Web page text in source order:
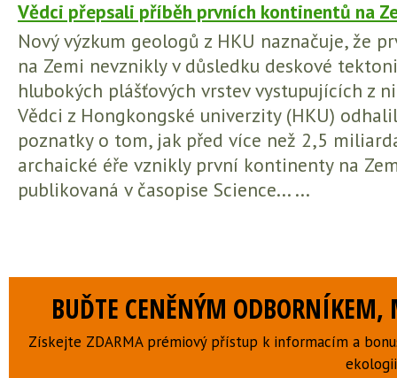
Vědci přepsali příběh prvních kontinentů na
Nový výzkum geologů z HKU naznačuje, že
na Zemi nevznikly v důsledku deskové
hlubokých plášťových vrstev vystupujících z
Vědci z Hongkongské univerzity (HKU)
poznatky o tom, jak před více než 2,5
archaické éře vznikly první kontinenty na
publikovaná v časopise Science... ...
BUĎTE CENĚNÝM ODBORNÍKEM,
Získejte ZDARMA prémiový přístup k informacím a